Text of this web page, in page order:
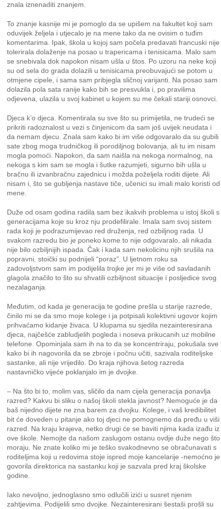
znala iznenaditi znanjem.
To znanje kasnije mi je pomoglo da se upišem na fakultet koji sam
oduvijek željela i utjecalo je na mene tako da ne ovisim o tuđim
komentarima. Ipak, škola u kojoj sam počela predavati francuski nije
tolerirala dolaženje na posao u trapericama i tenisicama. Malo sam
se snebivala dok napokon nisam ušla u štos. Po uzoru na neke koji
su od sela do grada dolazili u tenisicama preobuvajući se potom u
otmjene cipele, i sama sam pribjegla sličnoj varijanti. Na posao sam
dolazila pola sata ranije kako bih se presvukla i, po pravilima
odjevena, ulazila u svoj kabinet u kojem su me čekali stariji osnovci.
Djeca k’o djeca. Komentirala su sve što su primijetila, ne trudeći se
prikriti radoznalost u vezi s činjenicom da sam još uvijek neudata i
da nemam djecu. Znala sam kako bi im više odgovaralo da su gubili
sate zbog moga trudničkog ili porodiljnog bolovanja, ali tu im nisam
mogla pomoći. Napokon, da sam naišla na nekoga normalnog, na
nekoga s kim sam se mogla i šutke razumjeti, sigurno bih ušla u
bračnu ili izvanbračnu zajednicu i možda poželjela roditi dijete. Ali
nisam i, što se gubljenja nastave tiče, učenici su imali malo koristi od
mene.
Duže od osam godina radila sam bez ikakvih problema u istoj školi s
generacijama koje su kroz nju prodefilirale. Imala sam svoj sistem
rada koji je podrazumijevao red druženja, red ozbiljnog rada. U
svakom razredu bio je poneko kome to nije odgovaralo, ali nikada
nije bilo ozbiljnijih ispada. Čak i kada sam nekolicinu njih srušila na
popravni, stoički su podnijeli “poraz”. U ljetnom roku sa
zadovoljstvom sam im podijelila trojke jer mi je više od savladanih
glagola značilo to što su shvatili ozbiljnost situacije i posljedice svog
nezalaganja.
Međutim, od kada je generacija te godine prešla u starije razrede,
činilo mi se da smo moje kolege i ja potpisali kolektivni ugovor kojim
prihvaćamo kidanje živaca. U klupama su sjedila nezainteresirana
djeca, najčešće zabludjelih pogleda i noseva prikucanih uz mobilne
telefone. Opominjala sam ih na to da se koncentriraju, pokušala sve
kako bi ih nagovorila da se zbroje i počnu učiti, sazivala roditeljske
sastanke, ali nije vrijedilo. Do kraja njihova šetog razreda
nastavničko vijeće poklanjalo im je dvojke.
– Na što bi to, molim vas, sličilo da nam cijela generacija ponavlja
razred? Kakvu bi sliku o našoj školi stekla javnost? Nemoguće je da
baš nijedno dijete ne zna barem za dvojku. Kolege, i vaš kredibilitet
bit će doveden u pitanje ako toj djeci ne pomognemo da pređu u viši
razred. Na kraju krajeva, netko drugi će se baviti njima kada izađu iz
ove škole. Nemojte da našom zaslugom ostanu ovdje duže nego što
moraju. Ne znate koliko mi je teško svakodnevno se obračunavati s
roditeljima koji u redovima stoje ispred moje kancelarije -nemoćno je
govorila direktorica na sastanku koji je sazvala pred kraj školske
godine.
Iako nevoljno, jednoglasno smo odlučili izići u susret njenim
zahtjevima. Podijelili smo dvojke. Nezainteresirani šestaši prošli su